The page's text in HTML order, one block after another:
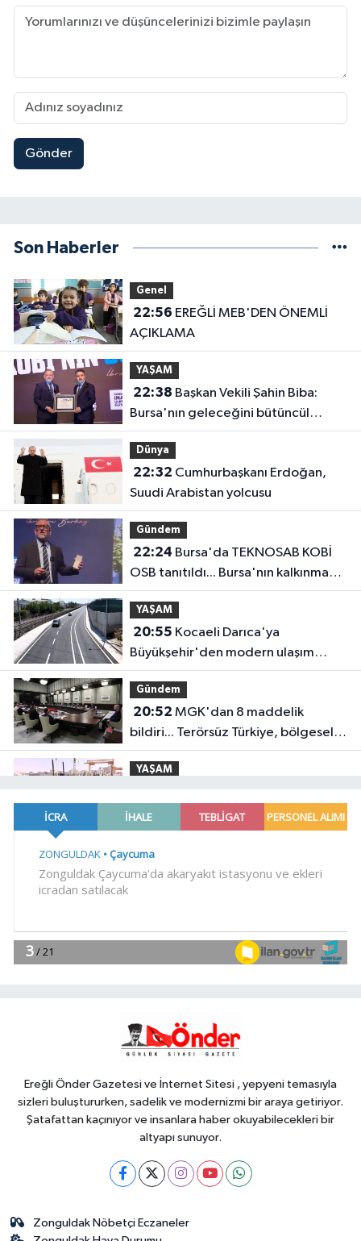
Gönder
Son Haberler
Genel
22:56
AÇIKLAMA
YAŞAM
22:38
Bursa'nın geleceğini bütüncül
anlayışla planlıyoruz
Dünya
22:32
Suudi Arabistan yolcusu
Gündem
22:24
OSB tanıtıldı... Bursa'nın kalkınma
yolculuğunda yeni dönem
YAŞAM
20:55
Büyükşehir'den modern ulaşım
yatırımı
Gündem
20:52
bildiri... Terörsüz Türkiye, bölgesel
güvenlik ve Gazze mesajı
YAŞAM
gemi
18:52Türk Tarih Kurumu'ndan tarihi
18:48 .
Ereğli Önder Gazetesi ve İnternet Sitesi , yepyeni temasıyla
sizleri buluştururken, sadelik ve modernizmi bir araya getiriyor.
Şatafattan kaçınıyor ve insanlara haber okuyabilecekleri bir
altyapı sunuyor.
Zonguldak Nöbetçi Eczaneler